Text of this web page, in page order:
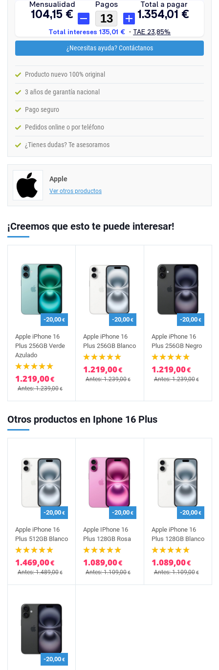
¿Necesitas ayuda? Contáctanos
Producto nuevo 100% original
3 años de garantía nacional
Pago seguro
Pedidos online o por teléfono
¿Tienes dudas? Te asesoramos
Apple
Ver otros productos
¡Creemos que esto te puede interesar!
-20,00€
Apple iPhone 16
Plus 256GB Verde
Azulado
1.219,00€
Antes: 1.239,00€
-20,00€
Apple iPhone 16
Plus 256GB Blanco
1.219,00€
Antes: 1.239,00€
-20,00€
Apple iPhone 16
Plus 256GB Negro
1.219,00€
Antes: 1.239,00€
Otros productos en Iphone 16 Plus
-20,00€
Apple iPhone 16
Plus 512GB Blanco
1.469,00€
Antes: 1.489,00€
-20,00€
Apple IPhone 16
Plus 128GB Rosa
1.089,00€
Antes: 1.109,00€
-20,00€
Apple iPhone 16
Plus 128GB Blanco
1.089,00€
Antes: 1.109,00€
-20,00€